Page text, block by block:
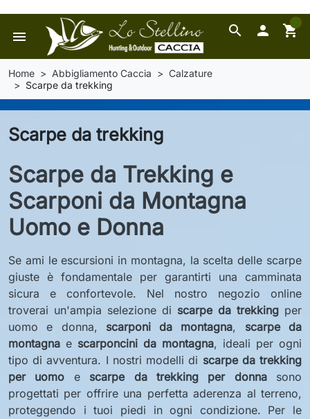
search
menu  shopping_cart
0
Home Abbigliamento Caccia
Calzature
Scarpe da trekking
Scarpe da trekking
Scarpe da Trekking e
Scarponi da Montagna
Uomo e Donna
Se ami le escursioni in montagna, la scelta delle scarpe
giuste è fondamentale per garantirti una camminata
sicura e confortevole. Nel nostro negozio online
troverai un'ampia selezione di scarpe da trekking per
uomo e donna, scarponi da montagna, scarpe da
montagna e scarponcini da montagna, ideali per ogni
tipo di avventura. I nostri modelli di scarpe da trekking
per uomo e scarpe da trekking per donnasono
progettati per offrire una perfetta aderenza al terreno,
proteggendo i tuoi piedi in ogni condizione. Per le